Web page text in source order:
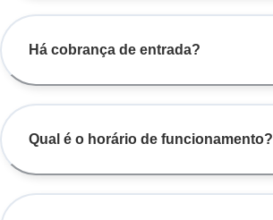
Há cobrança de entrada?
Qual é o horário de funcionamento?